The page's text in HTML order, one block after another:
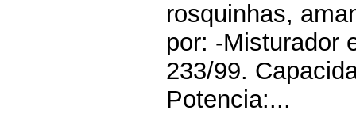
rosquinhas,
por: -Misturador
233/99.
Potencia:...